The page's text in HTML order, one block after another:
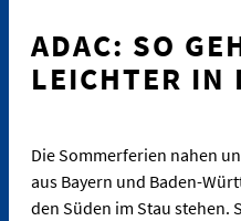
ADAC: SO
LEICHTER IN
Die Sommerferien nahen
aus Bayern und Baden-
den Süden im Stau stehen.